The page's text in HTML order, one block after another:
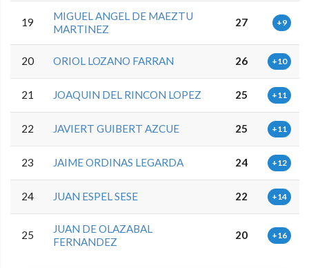
19
MIGUEL ANGEL DE MAEZTU
MARTINEZ
27 +9
20 ORIOL LOZANO FARRAN 26 +10
21 JOAQUIN DEL RINCON LOPEZ 25 +11
22 JAVIERT GUIBERT AZCUE 25 +11
23 JAIME ORDINAS LEGARDA 24 +12
24 JUAN ESPEL SESE 22 +14
25
JUAN DE OLAZABAL
FERNANDEZ
20 +16